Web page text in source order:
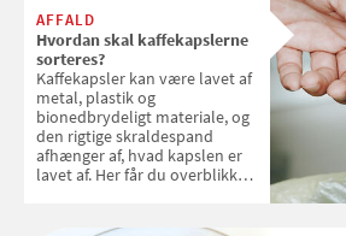
AFFALD
Hvordan skal kaffekapslerne
sorteres?
Kaffekapsler kan være lavet af
metal, plastik og
bionedbrydeligt materiale, og
den rigtige skraldespand
afhænger af, hvad kapslen er
lavet af. Her får du overblikket